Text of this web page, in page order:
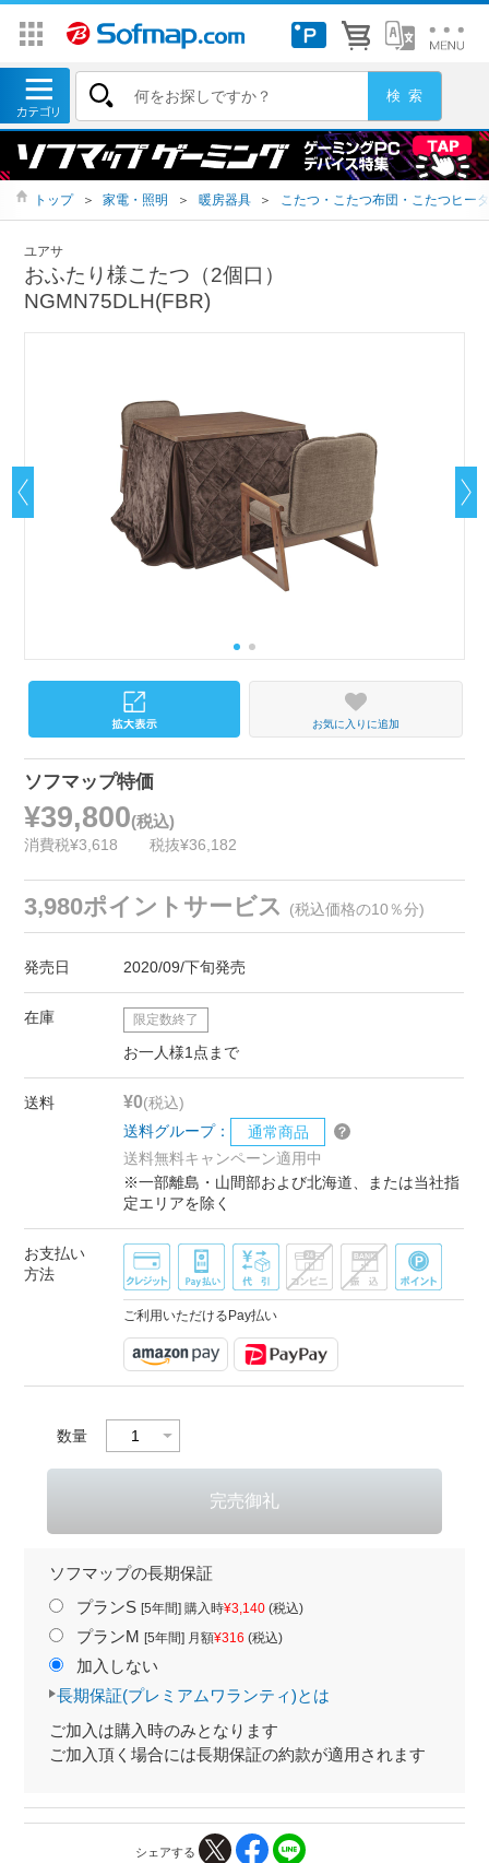
トップ ＞ 家電・照明 ＞ 暖房器具 ＞ こたつ・こたつ布団・こたつヒー
ユアサ
おふたり様こたつ（2個口）
NGMN75DLH(FBR)
お気に入りに追加
ソフマップ特価
¥39,800(税込)
消費税¥3,618 税抜¥36,182
3,980ポイントサービス (税込価格の10％分)
発売日 2020/09/下旬発売
在庫 限定数終了
お一人様1点まで
送料 ¥0(税込)
送料グループ：
通常商品
送料無料キャンペーン適用中
※一部離島・山間部および北海道、または当社指
定エリアを除く
お支払い
方法
ご利用いただけるPay払い
数量
ソフマップの長期保証
プランS [5年間] 購入時¥3,140(税込)
プランM [5年間] 月額¥316 (税込)
加入しない
長期保証(プレミアムワランティ)とは
ご加入は購入時のみとなります
ご加入頂く場合には長期保証の約款が適用されます
シェアする